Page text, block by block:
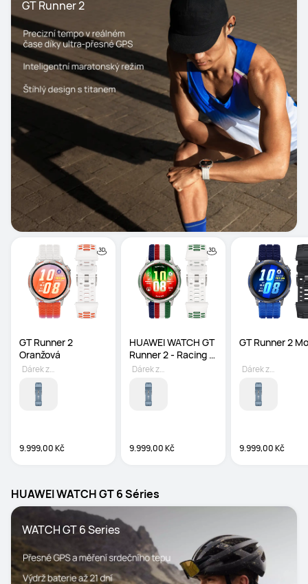
GT Runner 2
GT Runner 2
Oranžová
9.999,00 Kč
Dárek zdarma
HUAWEI WATCH GT
Runner 2 - Racing
Legend Edition
9.999,00 Kč
Dárek zdarma
GT Runner 2
9.999,00 Kč
Dárek zdarma
HUAWEI WATCH GT 6 Séries
WATCH GT 6 Series